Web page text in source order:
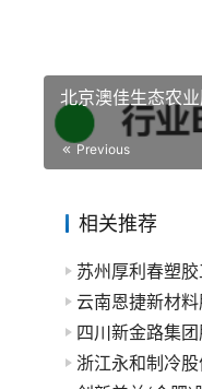
北京澳佳生态农
Previous
相关推荐
苏州厚利春塑
云南恩捷新材
四川新金路集
浙江永和制冷